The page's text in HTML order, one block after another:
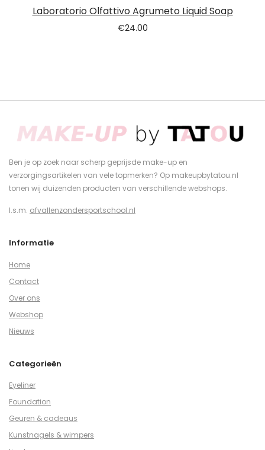
Laboratorio Olfattivo Agrumeto Liquid Soap
€24.00
Ben je op zoek naar scherp geprijsde make-up en
verzorgingsartikelen van vele topmerken? Op makeupbytatou.nl
tonen wij duizenden producten van verschillende webshops.
I.s.m. afvallenzondersportschool.nl
Informatie
Home
Contact
Over ons
Webshop
Nieuws
Categorieën
Eyeliner
Foundation
Geuren & cadeaus
Kunstnagels & wimpers